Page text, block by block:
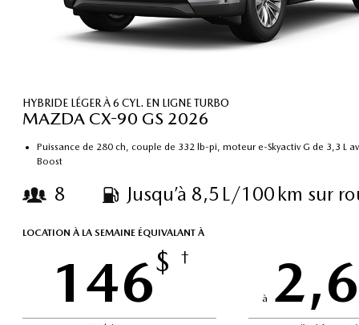
HYBRIDE LÉGER À 6 CYL. EN LIGNE TURBO
MAZDA CX-90 GS 2026
Puissance de 280 ch, couple de 332 lb-pi, moteur e-Skyactiv G de 3,3 L
Boost
8 Jusqu’à 8,5 L/100 km sur
LOCATION À LA SEMAINE ÉQUIVALANT À
146$ †
à